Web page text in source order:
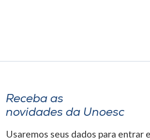
Receba as
novidades da Unoesc
Usaremos seus dados para entrar